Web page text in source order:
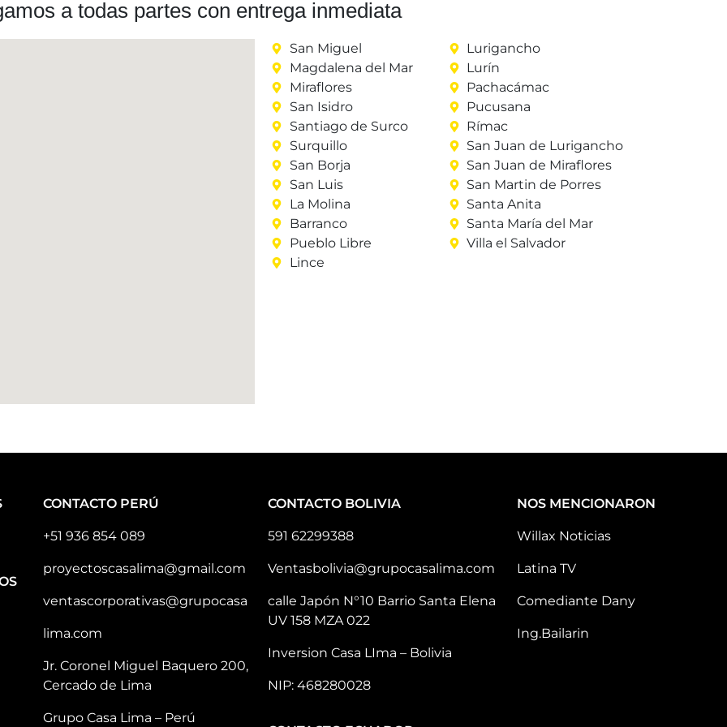
a todas partes con entrega inmediata
San Miguel
Magdalena del Mar
Miraflores
San Isidro
Santiago de Surco
Surquillo
San Borja
San Luis
La Molina
Barranco
Pueblo Libre
Lince
Lurigancho
Lurín
Pachacámac
Pucusana
Rímac
San Juan de Lurigancho
San Juan de Miraflores
San Martin de Porres
Santa Anita
Santa María del Mar
Villa el Salvador
CONTACTO PERÚ
+51 936 854 089
proyectoscasalima@gmail.com
ventascorporativas@grupocasa
lima.com
Jr. Coronel Miguel Baquero 200,
Cercado de Lima
Grupo Casa Lima – Perú
CONTACTO BOLIVIA
591 62299388
Ventasbolivia@grupocasalima.com
calle Japón N°10 Barrio Santa Elena
UV 158 MZA 022
Inversion Casa LIma – Bolivia
NIP: 468280028
NOS MENCIONARON
Willax Noticias
Latina TV
Comediante Dany
Ing.Bailarin